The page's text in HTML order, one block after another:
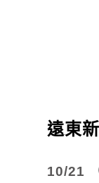
遠東
10/21